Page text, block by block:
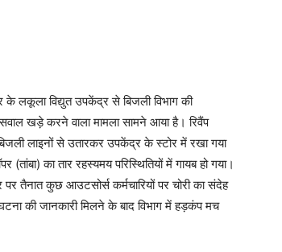
के लकूला विद्युत उपकेंद्र से बिजली विभाग की
सवाल खड़े करने वाला मामला सामने आया है। रिवैंप
लाइनों से उतारकर उपकेंद्र के स्टोर में रखा गया
(तांबा) का तार रहस्यमय परिस्थितियों में गायब हो गया।
तैनात कुछ आउटसोर्स कर्मचारियों पर चोरी का संदेह
की जानकारी मिलने के बाद विभाग में हड़कंप मच